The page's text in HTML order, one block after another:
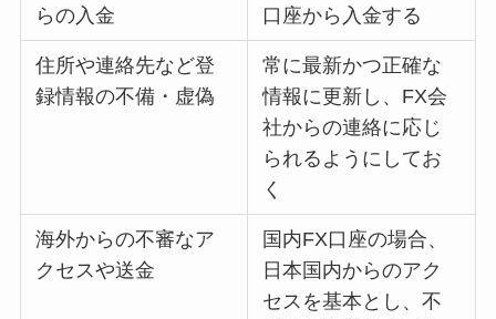
らの入金
口座から入金する
住所や連絡先など登
録情報の不備・虚偽
常に最新かつ正確な
情報に更新し、FX会
社からの連絡に応じ
られるようにしてお
く
海外からの不審なア
クセスや送金
国内FX口座の場合、
日本国内からのアク
セスを基本とし、不